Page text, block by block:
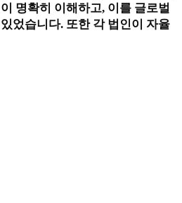
명확히 이해하고, 이를 글로벌
었습니다. 또한 각 법인이 자율